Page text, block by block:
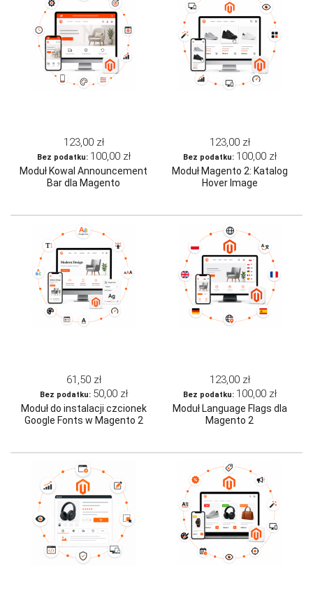
123,00 zł
100,00 zł
Moduł Kowal Announcement
Bar dla Magento
123,00 zł
100,00 zł
Moduł Magento 2: Katalog
Hover Image
61,50 zł
50,00 zł
Moduł do instalacji czcionek
Google Fonts w Magento 2
123,00 zł
100,00 zł
Moduł Language Flags dla
Magento 2